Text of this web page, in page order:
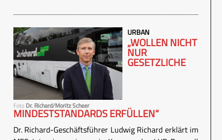
Foto Dr. Richard/Moritz Scheer
URBAN
„WOLLEN NICHT
NUR
GESETZLICHE
MINDESTSTANDARDS ERFÜLLEN“
Dr. Richard-Geschäftsführer Ludwig Richard erklärt im